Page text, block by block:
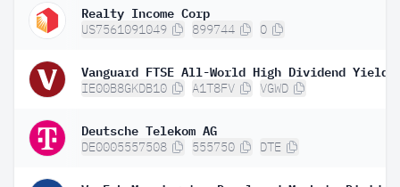
Realty Income Corp
US7561091049 899744 O
IE00B8GKDB10 A1T8FV VGWD
Deutsche Telekom AG
DE0005557508 555750 DTE